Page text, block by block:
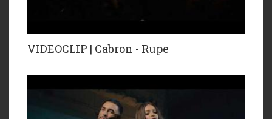
VIDEOCLIP | Cabron - Rupe